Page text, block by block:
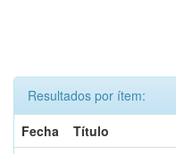
Resultados por ítem:
Fecha
Título